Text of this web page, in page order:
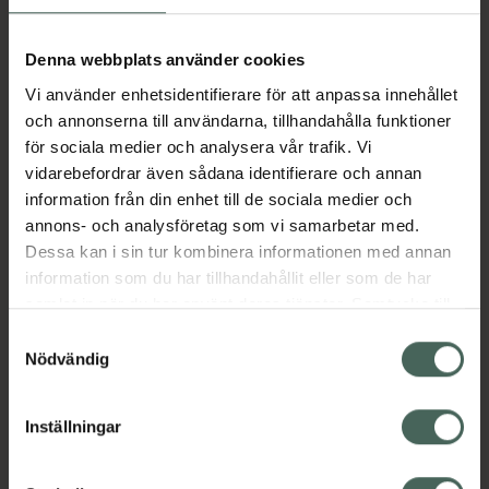
Denna webbplats använder cookies
Vi använder enhetsidentifierare för att anpassa innehållet
och annonserna till användarna, tillhandahålla funktioner
för sociala medier och analysera vår trafik. Vi
vidarebefordrar även sådana identifierare och annan
information från din enhet till de sociala medier och
annons- och analysföretag som vi samarbetar med.
Dessa kan i sin tur kombinera informationen med annan
information som du har tillhandahållit eller som de har
samlat in när du har använt deras tjänster. Samtycke till
återkalla ditt samtycke via webbplatsens
cookieinställningar. Ett återkallat samtycke påverkar inte
lagligheten av behandling som skett innan återkallelsen.
Nödvändig
Inställningar
Aktuella erbjudanden
Beskrivning Dölj
EAN:07046261954556
Kronans Apotek finns här för dig. Du hittar oss från Skåne i